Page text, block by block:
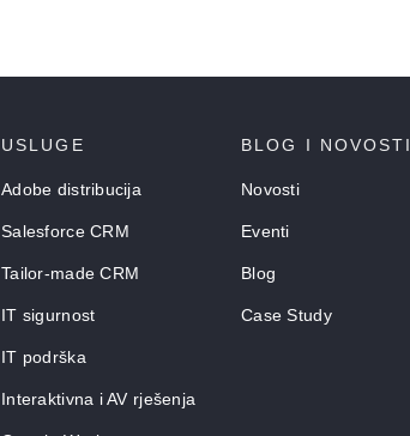
USLUGE
Adobe distribucija
Salesforce CRM
Tailor-made CRM
IT sigurnost
IT podrška
Interaktivna i AV rješenja
BLOG I NOVOSTI
Novosti
Eventi
Blog
Case Study